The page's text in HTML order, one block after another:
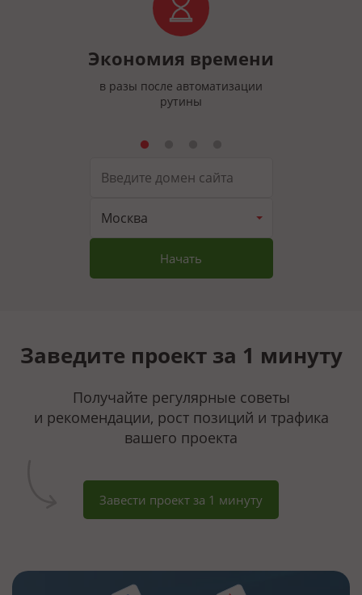
Экономия времени
в разы после автоматизации
рутины
Москва
Начать
Заведите проект за 1 минуту
Получайте регулярные советы
и рекомендации, рост позиций и трафика
вашего проекта
Завести проект за 1 минуту